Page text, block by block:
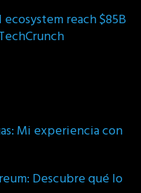
reach $85B
Mi experiencia con
Descubre qué lo